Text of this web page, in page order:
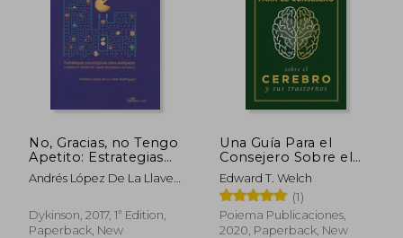
NT$ 1,033
No, Gracias, no Tengo
Apetito: Estrategias
Psicológicas Para
Adelgazar y
de Ingesta Saludables
y Duraderos (in
Andrés López De La Llave
Dykinson, 2017, 1ª Edition,
Paperback, New
Una Guía Para el
Consejero Sobre el
Cerebro y sus
Trastornos (in
Spanish)
Edward T. Welch
(1)
Poiema Publicaciones,
2020, Paperback, New